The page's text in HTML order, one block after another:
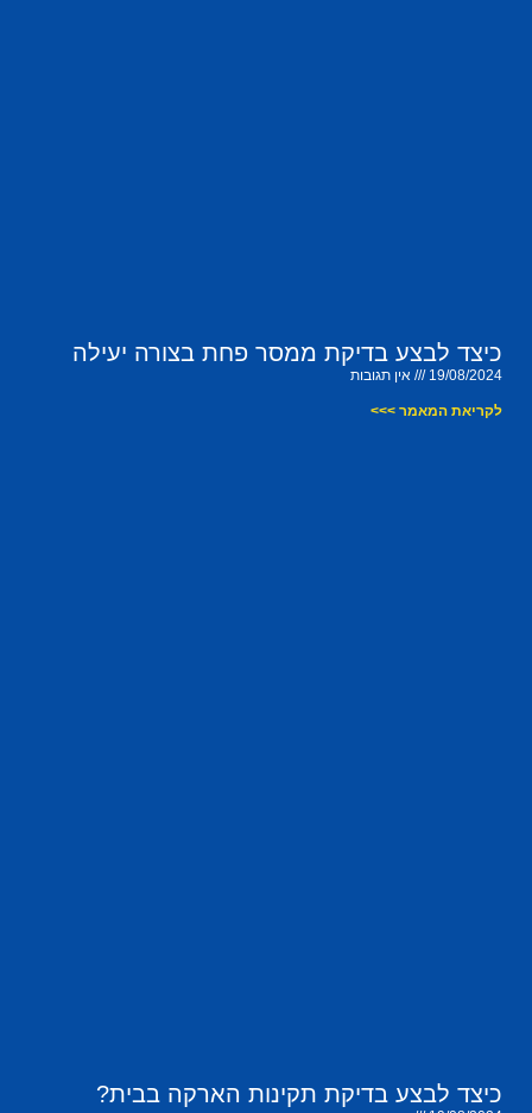
כיצד לבצע בדיקת ממסר פחת בצורה יעילה
19/08/2024 אין תגובות
לקריאת המאמר >>>
כיצד לבצע בדיקת תקינות הארקה בבית?